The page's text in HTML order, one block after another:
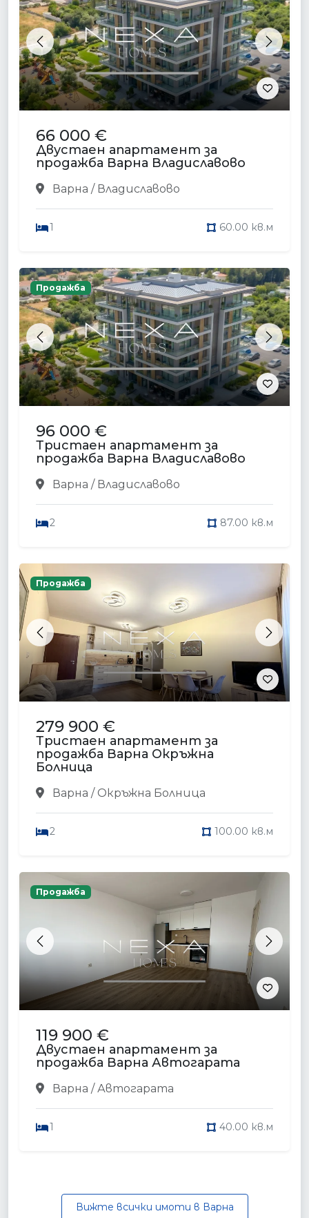
Previous Next
66 000 €
Двустаен апартамент за
продажба Варна Владиславово
Варна / Владиславово
1 60.00 кв.м
Previous Next
Продажба
96 000 €
Тристаен апартамент за
продажба Варна Владиславово
Варна / Владиславово
2 87.00 кв.м
Previous Next
Продажба
279 900 €
Тристаен апартамент за
продажба Варна Окръжна
Болница
Варна / Окръжна Болница
2 100.00 кв.м
Previous Next
Продажба
119 900 €
Двустаен апартамент за
продажба Варна Автогарата
Варна / Автогарата
1 40.00 кв.м
Вижте всички имоти в Варна